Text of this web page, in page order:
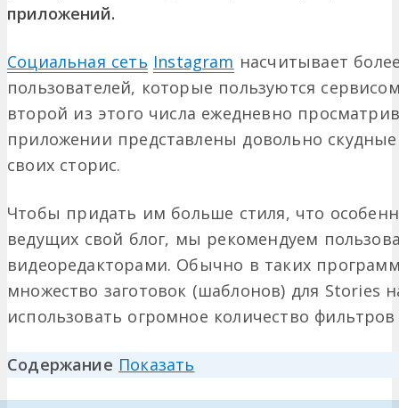
приложений.
Социальная сеть Instagram насчитывает
пользователей, которые пользуются
второй из этого числа ежедневно
приложении представлены довольно
своих сторис.
Чтобы придать им больше стиля, что
ведущих свой блог, мы рекомендуем
видеоредакторами. Обычно в таких
множество заготовок (шаблонов) для Stories
использовать огромное количество
Содержание Показать